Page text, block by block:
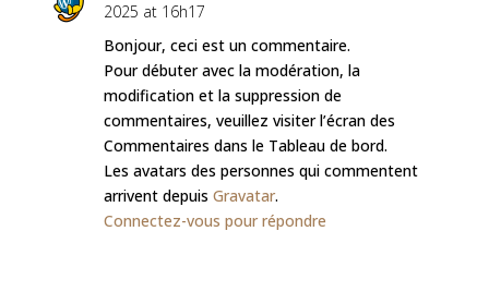
2025 at 16h17
Bonjour, ceci est un commentaire.
Pour débuter avec la modération, la
modification et la suppression de
commentaires, veuillez visiter l’écran des
Commentaires dans le Tableau de bord.
Les avatars des personnes qui commentent
arrivent depuis Gravatar.
Connectez-vous pour répondre